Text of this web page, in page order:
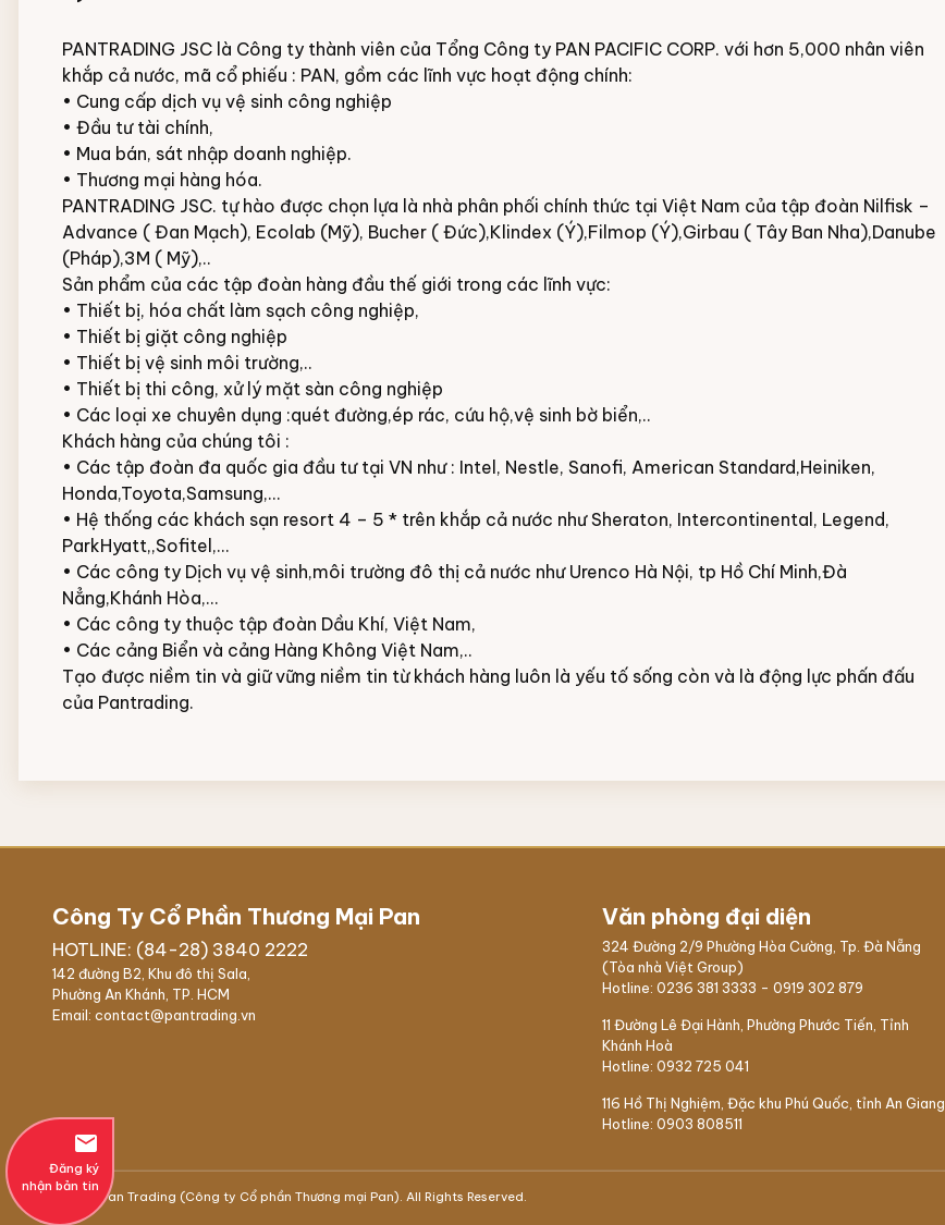
PANTRADING JSC là Công ty thành viên của Tổng Công ty PAN PACIFIC CORP. với hơn 5,000 nhân viên
khắp cả nước, mã cổ phiếu : PAN, gồm các lĩnh vực hoạt động chính:
• Cung cấp dịch vụ vệ sinh công nghiệp
• Đầu tư tài chính,
• Mua bán, sát nhập doanh nghiệp.
• Thương mại hàng hóa.
PANTRADING JSC. tự hào được chọn lựa là nhà phân phối chính thức tại Việt Nam của tập đoàn Nilfisk –
Advance ( Đan Mạch), Ecolab (Mỹ), Bucher ( Đức),Klindex (Ý),Filmop (Ý),Girbau ( Tây Ban Nha),Danube
(Pháp),3M ( Mỹ),..
Sản phẩm của các tập đoàn hàng đầu thế giới trong các lĩnh vực:
• Thiết bị, hóa chất làm sạch công nghiệp,
• Thiết bị giặt công nghiệp
• Thiết bị vệ sinh môi trường,..
• Thiết bị thi công, xử lý mặt sàn công nghiệp
• Các loại xe chuyên dụng :quét đường,ép rác, cứu hộ,vệ sinh bờ biển,..
Khách hàng của chúng tôi :
• Các tập đoàn đa quốc gia đầu tư tại VN như : Intel, Nestle, Sanofi, American Standard,Heiniken,
Honda,Toyota,Samsung,...
• Hệ thống các khách sạn resort 4 – 5 * trên khắp cả nước như Sheraton, Intercontinental, Legend,
ParkHyatt,,Sofitel,...
• Các công ty Dịch vụ vệ sinh,môi trường đô thị cả nước như Urenco Hà Nội, tp Hồ Chí Minh,Đà
Nẳng,Khánh Hòa,…
• Các công ty thuộc tập đoàn Dầu Khí, Việt Nam,
• Các cảng Biển và cảng Hàng Không Việt Nam,..
Tạo được niềm tin và giữ vững niềm tin từ khách hàng luôn là yếu tố sống còn và là động lực phấn đấu
của Pantrading.
Công Ty Cổ Phần Thương Mại Pan
HOTLINE: (84-28) 3840 2222
142 đường B2, Khu đô thị Sala,
Phường An Khánh, TP. HCM
Email: contact@pantrading.vn
Văn phòng đại diện
324 Đường 2/9 Phường Hòa Cường, Tp. Đà Nẵng
(Tòa nhà Việt Group)
Hotline:0236 381 3333 -0919 302 879
11 Đường Lê Đại Hành, Phường Phước Tiến, Tỉnh
Khánh Hoà
Hotline:0932 725 041
116 Hồ Thị Nghiệm,Đặc khu Phú Quốc , tỉnh An Giang
Hotline:0903 808511
© 2021 Pan Trading (Công ty Cổ phần Thương mại Pan). All Rights Reserved.
email
Đăng ký
nhận bản tin